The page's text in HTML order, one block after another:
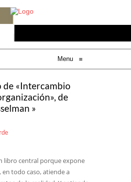
Menu ≡
de «Intercambio
de
»
libro central porque expone
todo caso, atiende a